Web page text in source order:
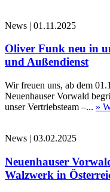
News | 01.11.2025
Oliver Funk neu in
und Außendienst
Wir freuen uns, ab dem
Neuenhauser Vorwald
unser Vertriebsteam –... »
News | 03.02.2025
Neuenhauser
Walzwerk in